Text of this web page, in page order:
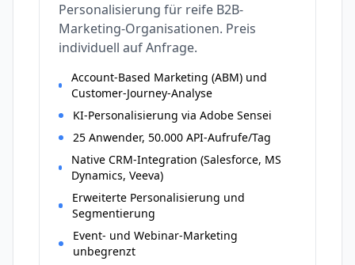
Personalisierung für reife B2B-
Marketing-Organisationen. Preis
individuell auf Anfrage.
Account-Based Marketing (ABM) und
Customer-Journey-Analyse
KI-Personalisierung via Adobe Sensei
25 Anwender, 50.000 API-Aufrufe/Tag
Native CRM-Integration (Salesforce, MS
Dynamics, Veeva)
Erweiterte Personalisierung und
Segmentierung
Event- und Webinar-Marketing
unbegrenzt